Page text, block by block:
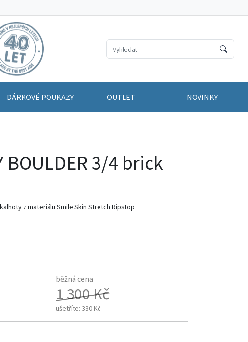
DÁRKOVÉ POUKAZY OUTLET NOVINKY
BOULDER 3/4 brick
z materiálu Smile Skin Stretch Ripstop
běžná cena
1 300 Kč
ušetříte: 330 Kč